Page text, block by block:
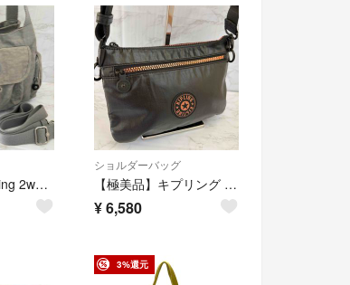
キプリング Kipling 2way ショルダーバッグ グレー チャーム付
ショルダーバッグ
【極美品】キプリング リリ ショルダーバッグ 黒 ピンクゴールド RIRI 軽量
¥6,580
3%還元